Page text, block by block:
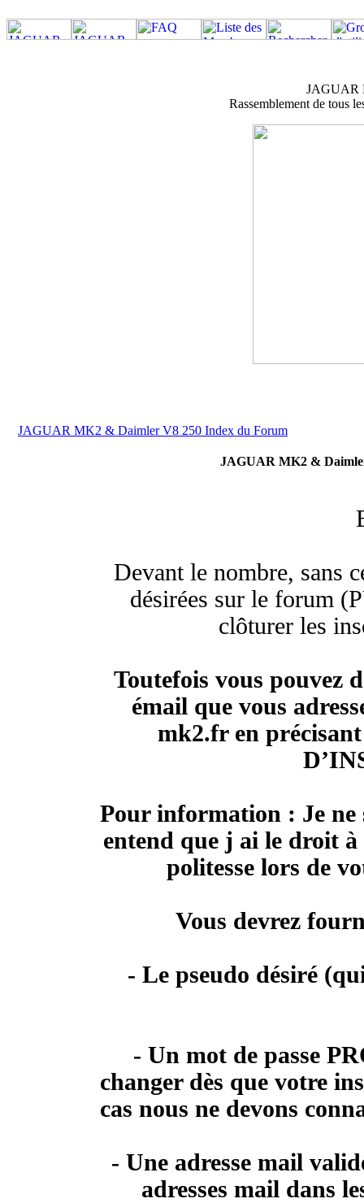
JAGUAR
Rassemblement de tous
JAGUAR MK2 & Daimler V8 250 Index du Forum
JAGUAR MK2 &
Devant le nombre, sans
désirées sur le forum
clôturer les
Toutefois vous pouvez
émail que vous
mk2.fr en
Pour information : Je ne
entend que j ai le droit
politesse lors de
Vous devrez
- Le pseudo désiré
- Un mot de passe
changer dès que votre
cas nous ne devons
- Une adresse mail
adresses mail dans